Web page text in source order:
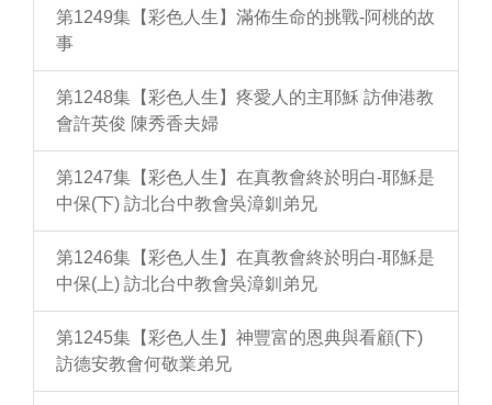
第1249集【彩色人生】滿佈生命的挑戰-阿桃的故
事
第1248集【彩色人生】疼愛人的主耶穌 訪伸港教
會許英俊 陳秀香夫婦
第1247集【彩色人生】在真教會終於明白-耶穌是
中保(下) 訪北台中教會吳漳釧弟兄
第1246集【彩色人生】在真教會終於明白-耶穌是
中保(上) 訪北台中教會吳漳釧弟兄
第1245集【彩色人生】神豐富的恩典與看顧(下)
訪德安教會何敬業弟兄